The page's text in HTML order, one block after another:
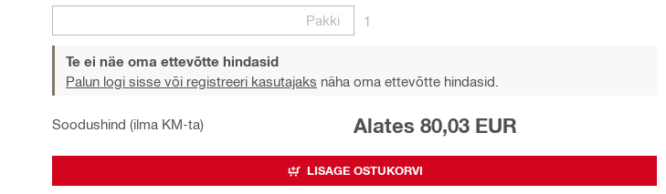
Pakki
1
Te ei näe oma ettevõtte hindasid
Palun logi sisse või registreeri kasutajaks näha oma ettevõtte hindasid.
Soodushind (ilma KM-ta) Alates 80,03 EUR
LISAGE OSTUKORVI